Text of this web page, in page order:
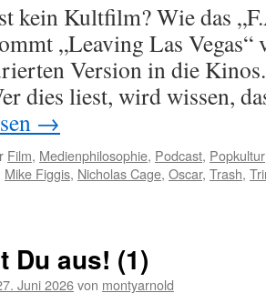
kein Kultfilm? Wie das
„Leaving Las
Version in die
dies liest, wird wissen,
→
Film, Medienphilosophie, Podcast, Popkultur
Mike Figgis, Nicholas Cage, Oscar, Trash,
Du aus! (1)
Juni 2026von montyarnold